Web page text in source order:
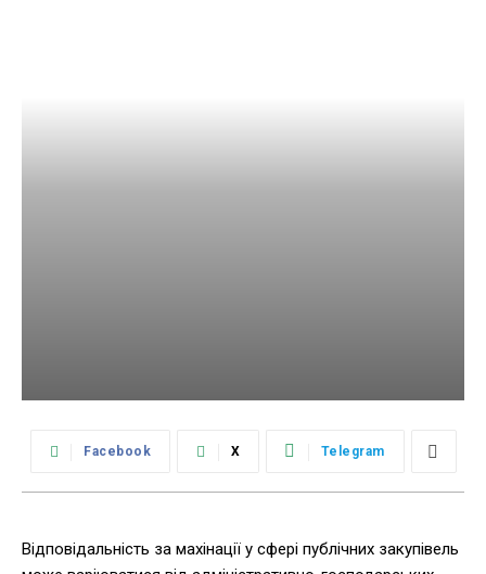
Facebook X Telegram
Відповідальність за махінації у сфері публічних закупівель